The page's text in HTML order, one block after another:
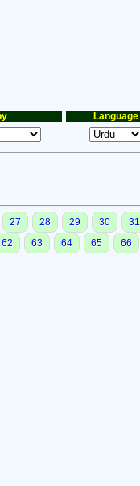
Language
27 28 29 30 31
62 63 64 65 66